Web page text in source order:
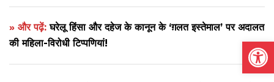
» और पढ़ें:घरेलू हिंसा और दहेज के कानून के ‘ग़लत इस्तेमाल’ पर अदालत
की महिला-विरोधी टिप्पणियां!